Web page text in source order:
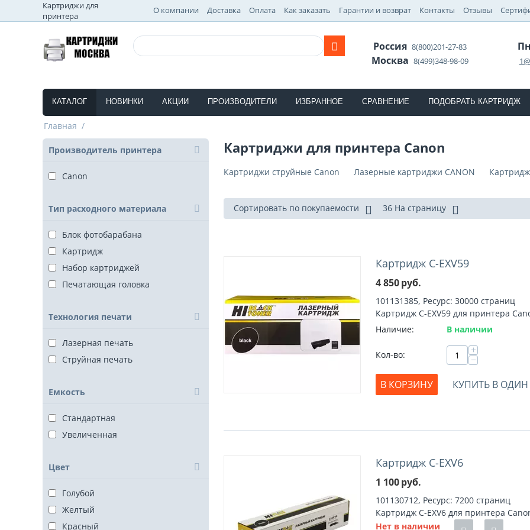
Картриджи для
принтера
О компании Доставка Оплата Как заказать Гарантии и возврат Контакты Отзывы
Россия8(800)201-27-83
Москва8(499)348-98-09
КАТАЛОГ НОВИНКИ АКЦИИ ПРОИЗВОДИТЕЛИ ИЗБРАННОЕ СРАВНЕНИЕ ПОДОБРАТЬ КАРТРИДЖ
Главная /
Производитель принтера
Canon
Тип расходного материала
Блок фотобарабана
Картридж
Набор картриджей
Печатающая головка
Технология печати
Лазерная печать
Струйная печать
Емкость
Стандартная
Увеличенная
Цвет
Голубой
Желтый
Красный
Картриджи для принтера Canon
Картриджи струйные Canon Лазерные картриджи CANON
Сортировать по покупаемости 36 На страницу
Картридж C-EXV59
4 850руб.
101131385, Ресурс: 30000 страниц
Картридж C-EXV59 для принтера
Наличие:
В наличии
Кол-во: +
−
В КОРЗИНУ
КУПИТЬ В
Картридж C-EXV6
1 100руб.
101130712, Ресурс: 7200 страниц
Картридж C-EXV6 для принтера
Нет в наличии